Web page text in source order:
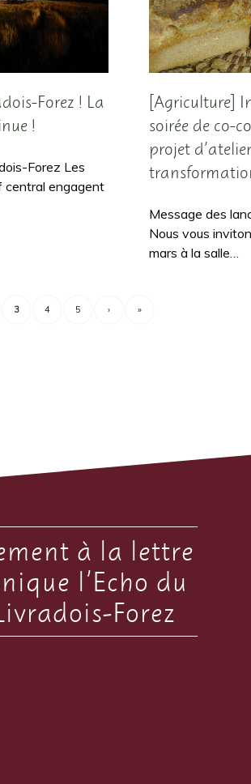
Forez ! La
!
Forez Les
central engagent
[Agriculture]
soirée de co-
projet
Message des
Nous vous
mars à la salle…
3 4 5 › »
à la lettre
l’Echo du
Forez